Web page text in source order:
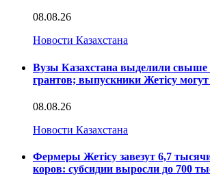
08.08.26
Новости Казахстана
Вузы Казахстана выделили свыше
грантов; выпускники Жетісу
08.08.26
Новости Казахстана
Фермеры Жетісу завезут 6,7
коров: субсидии выросли до 700